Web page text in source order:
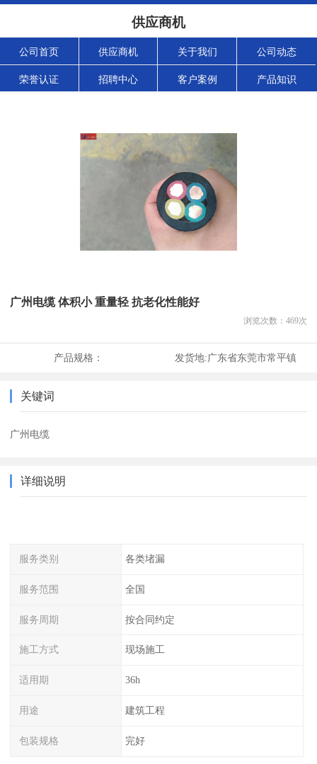
供应商机
公司首页 供应商机 关于我们 公司动态
荣誉认证 招聘中心 客户案例 产品知识
广州电缆 体积小 重量轻 抗老化性能好
浏览次数： 469次
产品规格： 发货地:广东省东莞市常平镇
关键词
广州电缆
详细说明
服务类别 各类堵漏
服务范围 全国
服务周期 按合同约定
施工方式 现场施工
适用期 36h
用途 建筑工程
包装规格 完好